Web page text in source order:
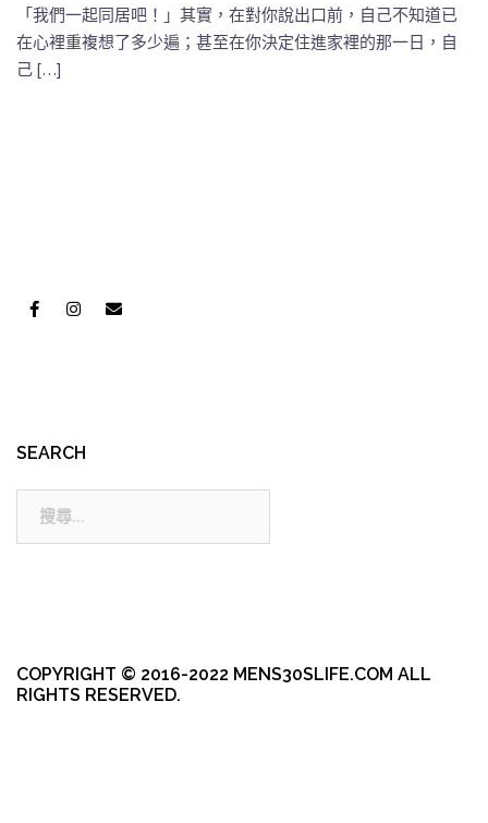
「我們一起同居吧！」其實，在對你說出口前，自己不知道已
在心裡重複想了多少遍；甚至在你決定住進家裡的那一日，自
己 […]
SEARCH
COPYRIGHT © 2016-2022 MENS30SLIFE.COM ALL
RIGHTS RESERVED.